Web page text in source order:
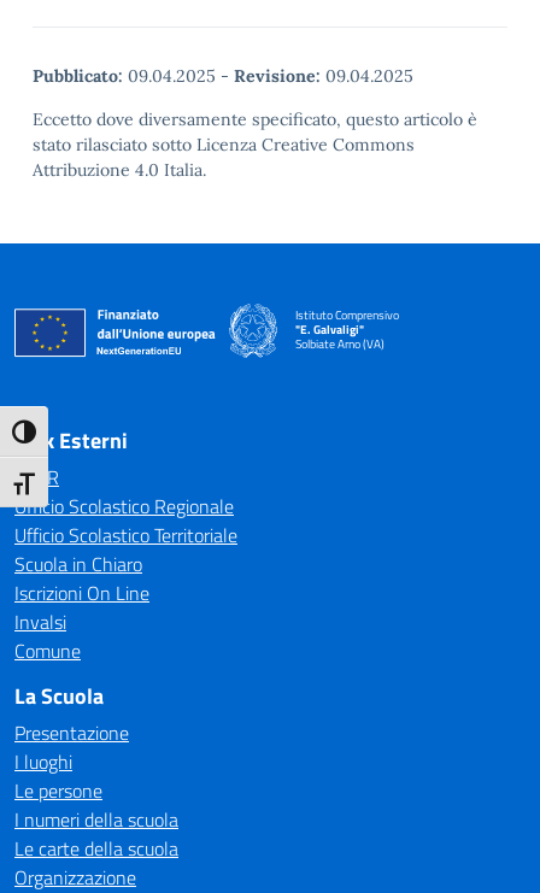
Attiva/disattiva alto contrasto
Attiva/disattiva dimensione testo
Pubblicato: 09.04.2025 - Revisione: 09.04.2025
Eccetto dove diversamente specificato, questo articolo è
stato rilasciato sotto Licenza Creative Commons
Attribuzione 4.0 Italia.
Istituto Comprensivo
"E. Galvaligi"
Solbiate Arno (VA)
Link Esterni
MIUR
Ufficio Scolastico Regionale
Ufficio Scolastico Territoriale
Scuola in Chiaro
Iscrizioni On Line
Invalsi
Comune
La Scuola
Presentazione
I luoghi
Le persone
I numeri della scuola
Le carte della scuola
Organizzazione